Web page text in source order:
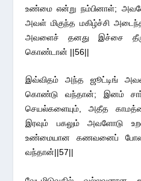
உண்மை என்று நம்பினாள்;
அவள் மிகுந்த மகிழ்ச்சி
அவளைச் தனது இச்சை
கொண்டான் ||56||
இவ்விதம் அந்த ஜூட்டிங்
கொண்டு வந்தான்; இனம்
செயல்களையும், அதீத
இரவும் பகலும் அவளோடு
உண்மையான கணவனைப் போலவே
வந்தான்||57||